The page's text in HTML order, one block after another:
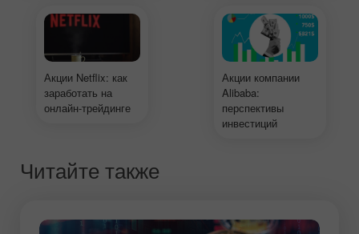
Акции Netflix: как
заработать на
онлайн-трейдинге
Акции компании
Alibaba:
перспективы
инвестиций
Читайте также